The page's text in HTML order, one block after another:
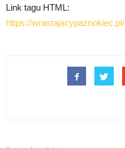
Link tagu HTML:
https://wrastajacypaznokiec.pl/